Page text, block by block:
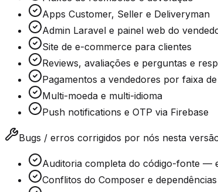
Apps Customer, Seller e Deliveryman
Admin Laravel e painel web do
Site de e-commerce para clientes
Reviews, avaliações e perguntas e
Pagamentos a vendedores por faixa
Multi-moeda e multi-idioma
Push notifications e OTP via Firebase
Bugs / erros corrigidos por nós nesta
Auditoria completa do código-fonte —
Conflitos do Composer e